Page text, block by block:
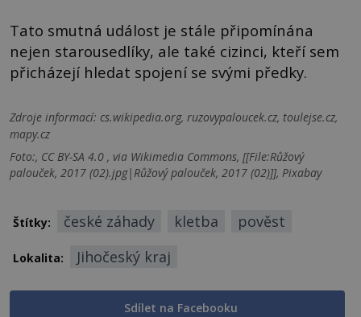
Tato smutná událost je stále připomínána
nejen starousedlíky, ale také cizinci, kteří sem
přicházejí hledat spojení se svými předky.
Zdroje informací: cs.wikipedia.org, ruzovypaloucek.cz, toulejse.cz,
mapy.cz
Foto:, CC BY-SA 4.0 , via Wikimedia Commons, [[File:Růžový
palouček, 2017 (02).jpg|Růžový palouček, 2017 (02)]], Pixabay
Štítky: české záhady kletba pověst
Lokalita: Jihočeský kraj
Sdílet na Facebooku